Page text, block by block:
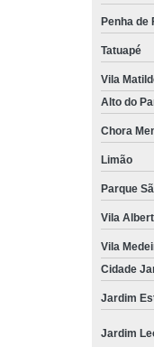
Penha de
Tatuapé
Vila
Alto do
Chora
Limão
Parque
Vila
Vila
Cidade
Jardim
Jardim